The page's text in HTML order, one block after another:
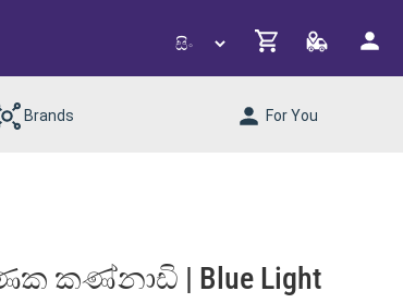
Brands For You
කණ්නාඩි | Blue Light